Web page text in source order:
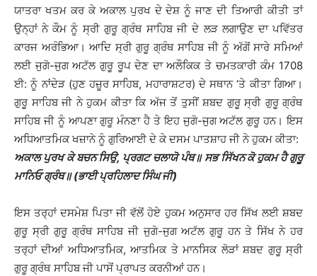
ਯਾਤਰਾ ਖਤਮ ਕਰ ਕੇ ਅਕਾਲ ਪੁਰਖ ਦੇ ਦੇਸ਼ ਨੂੰ ਜਾਣ ਦੀ ਤਿਆਰੀ ਕੀਤੀ ਤਾਂ
ਉਨ੍ਹਾਂ ਨੇ ਕੌਮ ਨੂੰ ਸ੍ਰੀ ਗੁਰੂ ਗ੍ਰੰਥ ਸਾਹਿਬ ਜੀ ਦੇ ਲੜ ਲਗਾਉਣ ਦਾ ਪਵਿੱਤਰ
ਕਾਰਜ ਅਰੰਭਿਆ। ਆਦਿ ਸ੍ਰੀ ਗੁਰੂ ਗ੍ਰੰਥ ਸਾਹਿਬ ਜੀ ਨੂੰ ਅੱਗੋਂ ਸਾਰੇ ਸਮਿਆਂ
ਲਈ ਜੁਗੋ-ਜੁਗ ਅਟੱਲ ਗੁਰੂ ਰੂਪ ਦੇਣ ਦਾ ਅਲੌਕਿਕ ਤੇ ਚਮਤਕਾਰੀ ਕੰਮ 1708
ਈ: ਨੂੰ ਨਾਂਦੇੜ (ਹੁਣ ਹਜ਼ੂਰ ਸਾਹਿਬ, ਮਹਾਰਾਸ਼ਟਰ) ਦੇ ਸਥਾਨ ’ਤੇ ਕੀਤਾ ਗਿਆ।
ਗੁਰੂ ਸਾਹਿਬ ਜੀ ਨੇ ਹੁਕਮ ਕੀਤਾ ਕਿ ਅੱਜ ਤੋਂ ਤੁਸੀਂ ਸ਼ਬਦ ਗੁਰੂ ਸ੍ਰੀ ਗੁਰੂ ਗ੍ਰੰਥ
ਸਾਹਿਬ ਜੀ ਨੂੰ ਆਪਣਾ ਗੁਰੂ ਮੰਨਣਾ ਹੈ ਤੇ ਇਹ ਜੁਗੋ-ਜੁਗ ਅਟੱਲ ਗੁਰੂ ਹਨ। ਇਸ
ਅਧਿਆਤਮਿਕ ਖਜ਼ਾਨੇ ਨੂੰ ਗੁਰਿਆਈ ਦੇ ਕੇ ਦਸਮ ਪਾਤਸ਼ਾਹ ਜੀ ਨੇ ਹੁਕਮ ਕੀਤਾ:
ਅਕਾਲ ਪੁਰਖ ਕੇ ਬਚਨ ਸਿਉ, ਪ੍ਰਗਟ ਚਲਾਯੋ ਪੰਥ॥ ਸਭ ਸਿੱਖਨ ਕੋ ਹੁਕਮ ਹੈ ਗੁਰੂ
ਮਾਨਿਓ ਗ੍ਰੰਥ॥ (ਭਾਈ ਪ੍ਰਹਿਲਾਦ ਸਿੰਘ ਜੀ)
ਇਸ ਤਰ੍ਹਾਂ ਦਸਮੇਸ਼ ਪਿਤਾ ਜੀ ਵੱਲੋਂ ਹੋਏ ਹੁਕਮ ਅਨੁਸਾਰ ਹਰ ਸਿੱਖ ਲਈ ਸ਼ਬਦ
ਗੁਰੂ ਸ੍ਰੀ ਗੁਰੂ ਗ੍ਰੰਥ ਸਾਹਿਬ ਜੀ ਜੁਗੋ-ਜੁਗ ਅਟੱਲ ਗੁਰੂ ਹਨ ਤੇ ਸਿੱਖ ਨੇ ਹਰ
ਤਰ੍ਹਾਂ ਦੀਆਂ ਅਧਿਆਤਮਿਕ, ਆਤਮਿਕ ਤੇ ਮਾਨਸਿਕ ਲੋੜਾਂ ਸ਼ਬਦ ਗੁਰੂ ਸ੍ਰੀ
ਗੁਰੂ ਗ੍ਰੰਥ ਸਾਹਿਬ ਜੀ ਪਾਸੋਂ ਪ੍ਰਾਪਤ ਕਰਨੀਆਂ ਹਨ।